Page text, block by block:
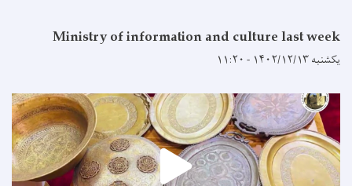
Ministry of information and culture last week
یکشنبه ۱۴۰۲/۱۲/۱۳ - ۱۱:۲۰